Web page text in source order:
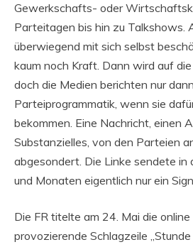
Gewerkschafts- oder
Parteitagen bis hin zu Talkshows.
überwiegend mit sich selbst
kaum noch Kraft. Dann wird auf
doch die Medien berichten nur
Parteiprogrammatik, wenn sie
bekommen. Eine Nachricht, einen
Substanzielles, von den Parteien
abgesondert. Die Linke sendete
und Monaten eigentlich nur ein
Die FR titelte am 24. Mai die
provozierende Schlagzeile „Stunde